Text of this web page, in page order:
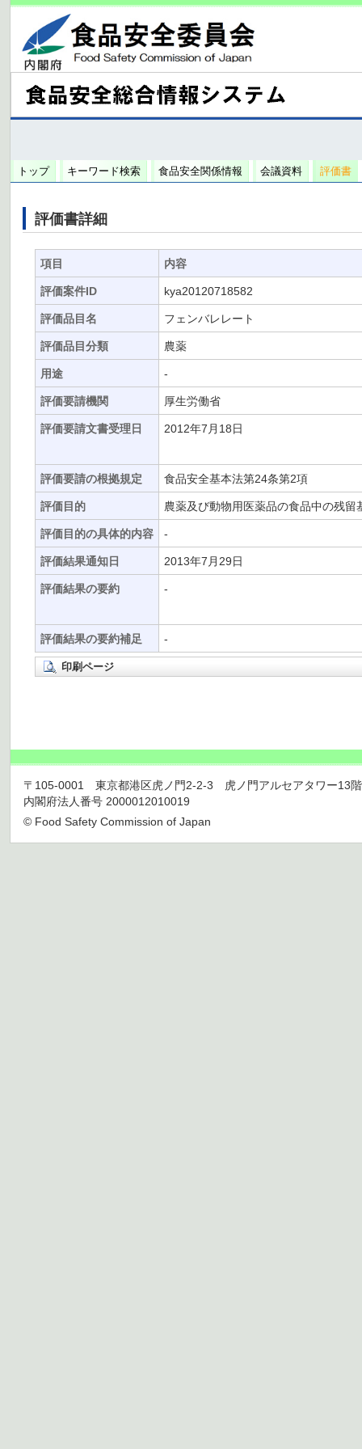
トップ キーワード検索 食品安全関係情報 会議資料 評価書
評価書詳細
項目 内容
評価案件ID kya20120718582
評価品目名 フェンバレレート
評価品目分類 農薬
用途 -
評価要請機関 厚生労働省
評価要請文書受理日 2012年7月18日
評価要請の根拠規定 食品安全基本法第24条第2項
評価目的 農薬及び動物用医薬品の食品中の残
評価目的の具体的内容 -
評価結果通知日 2013年7月29日
評価結果の要約 -
評価結果の要約補足 -
印刷ページ
〒105-0001 東京都港区虎ノ門2-2-3 虎ノ門アルセアタワー13
内閣府法人番号 2000012010019
© Food Safety Commission of Japan